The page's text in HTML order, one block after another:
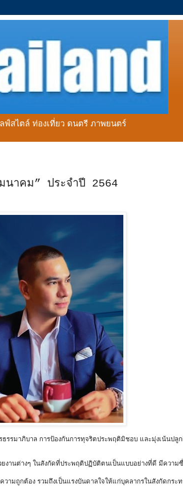
ฟ์สไตล์ ท่องเที่ยว ดนตรี ภาพยนตร์
าคม” ประจำปี 2564
รมาภิบาล การป้องกันการทุจริตประพฤติมิชอบ และมุ่งเน้นปลู
านต่างๆ ในสังกัดที่ประพฤติปฏิบัติตนเป็นแบบอย่างที่ดี มีความ
มถูกต้อง รวมถึงเป็นแรงบันดาลใจให้แก่บุคลากรในสังกัดกระ